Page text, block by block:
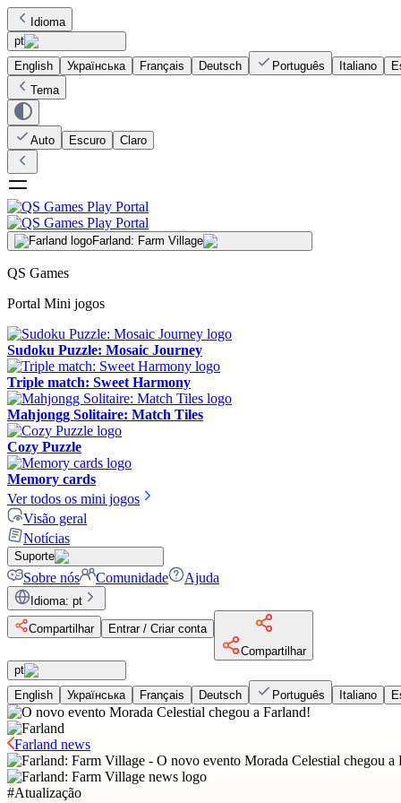
Idioma
pt
English
Українська Français Deutsch Português Italiano
Tema
Auto Escuro Claro
Farland: Farm Village
QS Games
Portal Mini jogos
Sudoku Puzzle: Mosaic Journey
Triple match: Sweet Harmony
Mahjongg Solitaire: Match Tiles
Cozy Puzzle
Memory cards
Ver todos os mini jogos
Visão geral
Notícias
Suporte
Sobre nós Comunidade Ajuda
Idioma: pt
Compartilhar
Entrar / Criar conta
Compartilhar
pt
English
Українська Français Deutsch Português Italiano
Farland news
#Atualização